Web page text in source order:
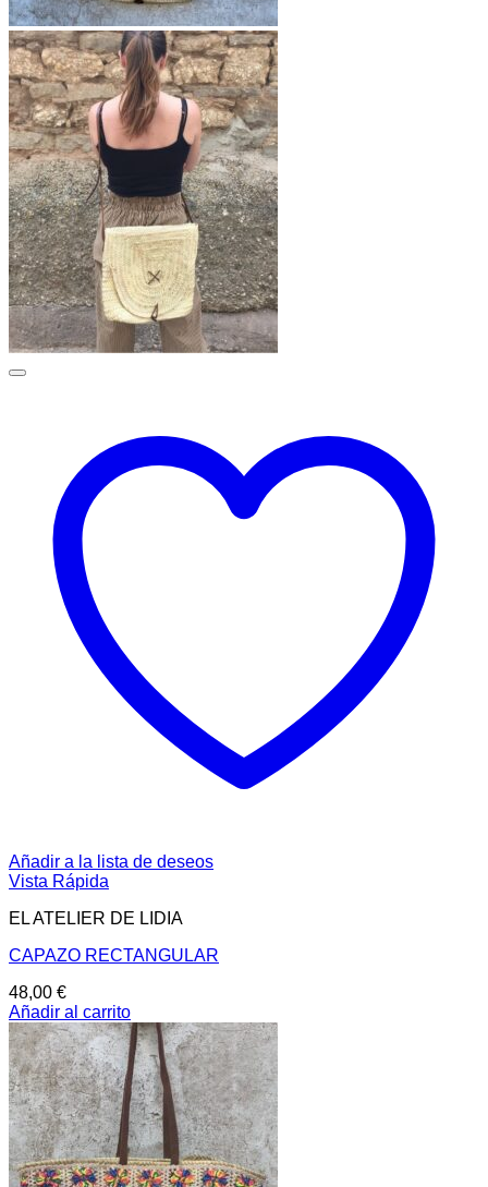
Añadir a la lista de deseos
Vista Rápida
EL ATELIER DE LIDIA
CAPAZO RECTANGULAR
48,00 €
Añadir al carrito